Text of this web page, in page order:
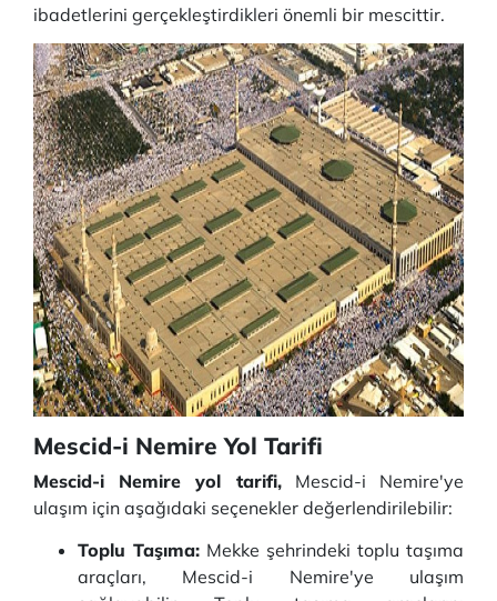
ibadetlerini gerçekleştirdikleri önemli bir mescittir.
Mescid-i Nemire Yol Tarifi
Mescid-i Nemire yol tarifi,Mescid-i Nemire'ye
ulaşım için aşağıdaki seçenekler değerlendirilebilir:
Toplu Taşıma: Mekke şehrindeki toplu taşıma
araçları, Mescid-i Nemire'ye ulaşım